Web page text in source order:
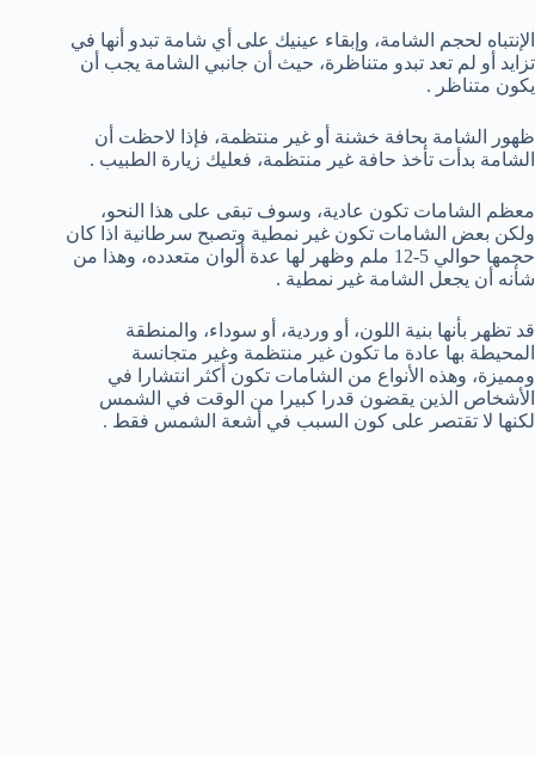
الإنتباه لحجم الشامة، وإبقاء عينيك على أي شامة تبدو أنها في
تزايد أو لم تعد تبدو متناظرة، حيث أن جانبي الشامة يجب أن
يكون متناظر .
ظهور الشامة بحافة خشنة أو غير منتظمة، فإذا لاحظت أن
الشامة بدأت تأخذ حافة غير منتظمة، فعليك زيارة الطبيب .
معظم الشامات تكون عادية، وسوف تبقى على هذا النحو،
ولكن بعض الشامات تكون غير نمطية وتصبح سرطانية اذا كان
حجمها حوالي 5-12 ملم وظهر لها عدة ألوان متعدده، وهذا من
شأنه أن يجعل الشامة غير نمطية .
قد تظهر بأنها بنية اللون، أو وردية، أو سوداء، والمنطقة
المحيطة بها عادة ما تكون غير منتظمة وغير متجانسة
ومميزة، وهذه الأنواع من الشامات تكون أكثر انتشارا في
الأشخاص الذين يقضون قدرا كبيرا من الوقت في الشمس
لكنها لا تقتصر على كون السبب في أشعة الشمس فقط .